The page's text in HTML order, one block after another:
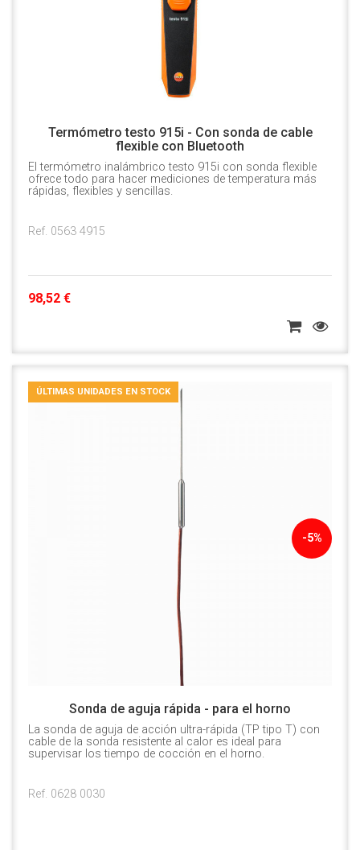
Termómetro testo 915i - Con sonda de cable
flexible con Bluetooth
El termómetro inalámbrico testo 915i con sonda flexible
ofrece todo para hacer mediciones de temperatura más
rápidas, flexibles y sencillas.
Ref. 0563 4915
98,52 €
-5%
ÚLTIMAS UNIDADES EN STOCK
Sonda de aguja rápida - para el horno
La sonda de aguja de acción ultra-rápida (TP tipo T) con
cable de la sonda resistente al calor es ideal para
supervisar los tiempo de cocción en el horno.
Ref. 0628 0030